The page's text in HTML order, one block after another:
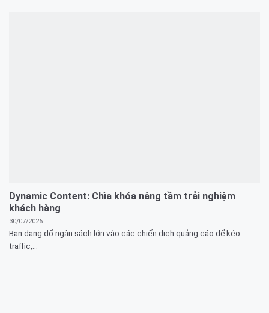
Dynamic Content: Chìa khóa nâng tầm trải nghiệm
khách hàng
30/07/2026
Bạn đang đổ ngân sách lớn vào các chiến dịch quảng cáo để kéo
traffic,...